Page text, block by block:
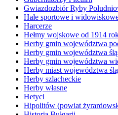
Gwiazdozbiór Ryby
Hale sportowe i
Harcerze
Hełmy wojskowe od 1914
Herby gmin województwa
Herby gmin województwa
Herby gmin województwa
Herby miast województwa
Herby szlacheckie
Herby własne
Hetyci
Hipolitów (powiat